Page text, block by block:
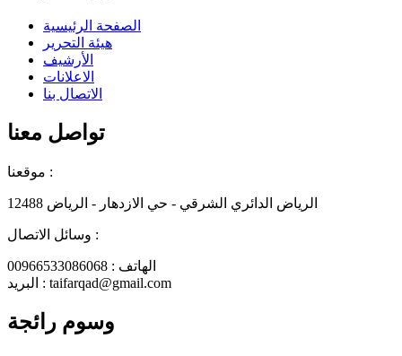
الصفحة الرئيسية
هيئة التحرير
الأرشيف
الاعلانات
الاتصال بنا
تواصل معنا
موقعنا :
الرياض الدائري الشرقي - حي الازدهار - الرياض 12488
وسائل الاتصال :
الهاتف : 00966533086068
البريد : taifarqad@gmail.com
وسوم رائجة